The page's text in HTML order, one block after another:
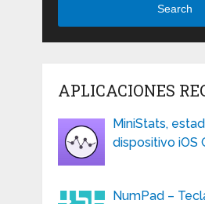
Search
APLICACIONES
MiniStats,
dispositivo iOS
NumPad –